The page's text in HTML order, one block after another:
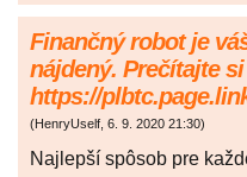
Finančný robot je
nájdený. Prečítajte
https://
(HenryUself, 6. 9. 2020 21:30)
Najlepší spôsob pre